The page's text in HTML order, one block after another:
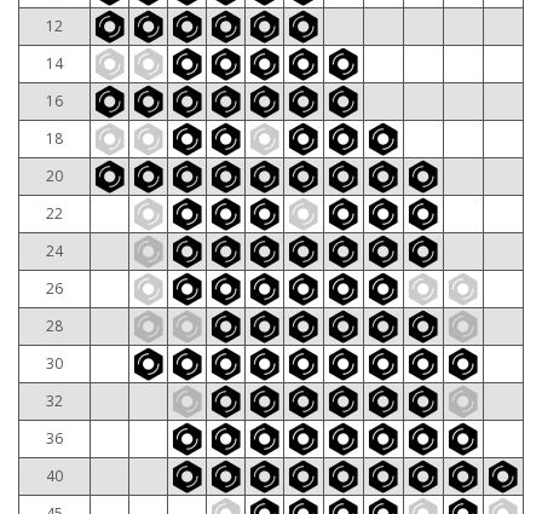
12
14
16
18
20
22
24
26
28
30
32
36
40